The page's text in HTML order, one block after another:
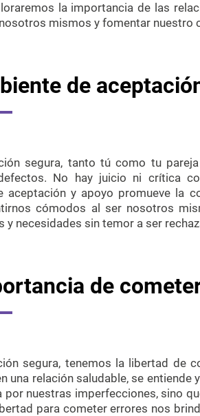
la importancia de las
mismos y fomentar nuestro
de
segura, tanto tú como tu
No hay juicio ni crítica
aceptación y apoyo promueve la
cómodos al ser nosotros
y necesidades sin temor a ser
de
segura, tenemos la libertad de
una relación saludable, se
por nuestras imperfecciones, sino
para cometer errores nos